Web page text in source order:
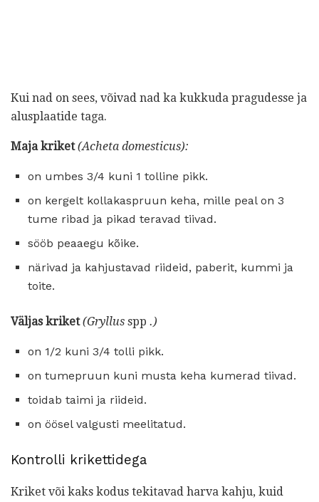
Kui nad on sees, võivad nad ka kukkuda pragudesse ja
alusplaatide taga.
Maja kriket (Acheta domesticus):
on umbes 3/4 kuni 1 tolline pikk.
on kergelt kollakaspruun keha, mille peal on 3
tume ribad ja pikad teravad tiivad.
sööb peaaegu kõike.
närivad ja kahjustavad riideid, paberit, kummi ja
toite.
Väljas kriket (Gryllus spp .)
on 1/2 kuni 3/4 tolli pikk.
on tumepruun kuni musta keha kumerad tiivad.
toidab taimi ja riideid.
on öösel valgusti meelitatud.
Kontrolli krikettidega
Kriket või kaks kodus tekitavad harva kahju, kuid